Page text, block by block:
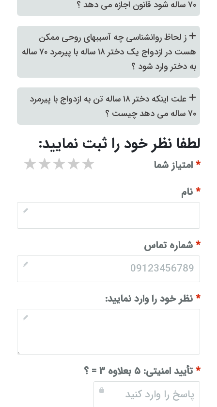
۷۰ ساله شود قانون اجازه می دهد ؟
+ ز لحاظ روانشناسی چه آسیبهای روحی ممکن
هست در ازدواج یک دختر ۱۸ ساله با پیرمرد ۷۰ ساله
به دختر وارد شود ؟
+
علت اینکه دختر ۱۸ ساله تن به ازدواج با پیرمرد
۷۰ ساله می دهد چیست ؟
لطفا نظر خود را ثبت نمایید:
*امتیاز شما ۵ stars ۴ stars ۳ stars ۲ stars
*نام
*شماره تماس
*نظر خود را وارد نمایید:
*تأیید امنیتی: ۵ بعلاوه ۳ = ؟